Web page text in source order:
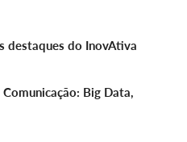
destaques do InovAtiva
Big Data,